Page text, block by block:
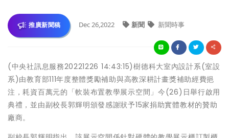
推廣新聞稿 Dec 26,2022 新聞 新聞時事
(中央社訊息服務20221226 14:43:15)樹德科大室內設計系(室設
系)由教育部111年度整體獎勵補助與高教深耕計畫獎補助經費挹
注，耗資百萬元的「軟裝布置教學展示空間」今(26)日舉行啟用
典禮，並由副校長郭輝明頒發感謝狀予15家捐助實體教材的贊助
廠商。